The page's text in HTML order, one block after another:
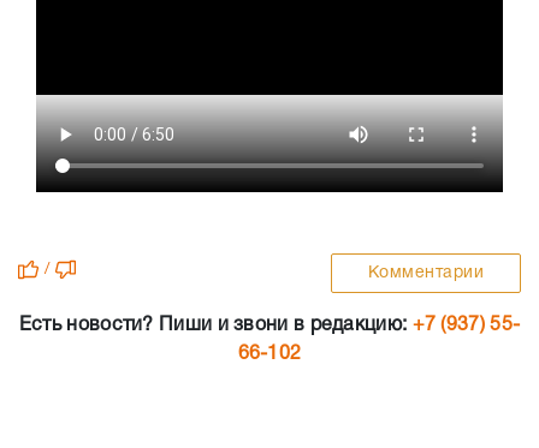
/ Комментарии
Есть новости? Пиши и звони в редакцию: +7 (937) 55-
66-102